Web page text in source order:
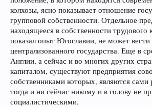
колхозы, ясно показывает отношение
групповой собственности. Отдельное
находящееся в собственности трудового
показал опыт Югославии, не может
централизованного государства. Еще в
Англии, а сейчас и во многих других
капиталом, существуют предприятия
собственниками которых, являются сами
тогда и ни сейчас никому и в голову не
социалистическими.